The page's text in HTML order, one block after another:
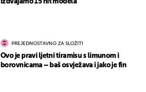
izdvajamo 15 hit modela
PREJEDNOSTAVNO ZA SLOŽITI
Ovo je pravi ljetni tiramisu s limunom i
borovnicama – baš osvježava i jako je fin